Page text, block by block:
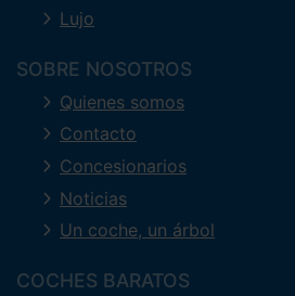
Lujo
SOBRE NOSOTROS
Quienes somos
Contacto
Concesionarios
Noticias
Un coche, un árbol
COCHES BARATOS